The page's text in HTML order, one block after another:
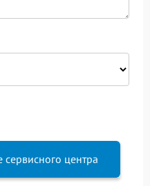
сервисного центра